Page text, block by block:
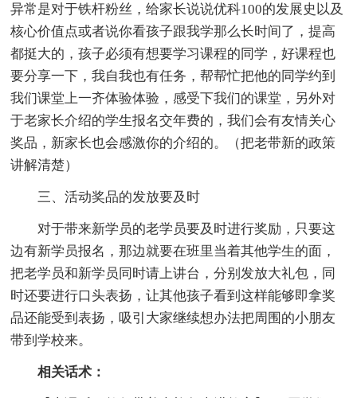
异常是对于铁杆粉丝，给家长说说优科100的发展史以及
核心价值点或者说你看孩子跟我学那么长时间了，提高
都挺大的，孩子必须有想要学习课程的同学，好课程也
要分享一下，我自我也有任务，帮帮忙把他的同学约到
我们课堂上一齐体验体验，感受下我们的课堂，另外对
于老家长介绍的学生报名交年费的，我们会有友情关心
奖品，新家长也会感激你的介绍的。（把老带新的政策
讲解清楚）
三、活动奖品的发放要及时
对于带来新学员的老学员要及时进行奖励，只要这
边有新学员报名，那边就要在班里当着其他学生的面，
把老学员和新学员同时请上讲台，分别发放大礼包，同
时还要进行口头表扬，让其他孩子看到这样能够即拿奖
品还能受到表扬，吸引大家继续想办法把周围的小朋友
带到学校来。
相关话术：